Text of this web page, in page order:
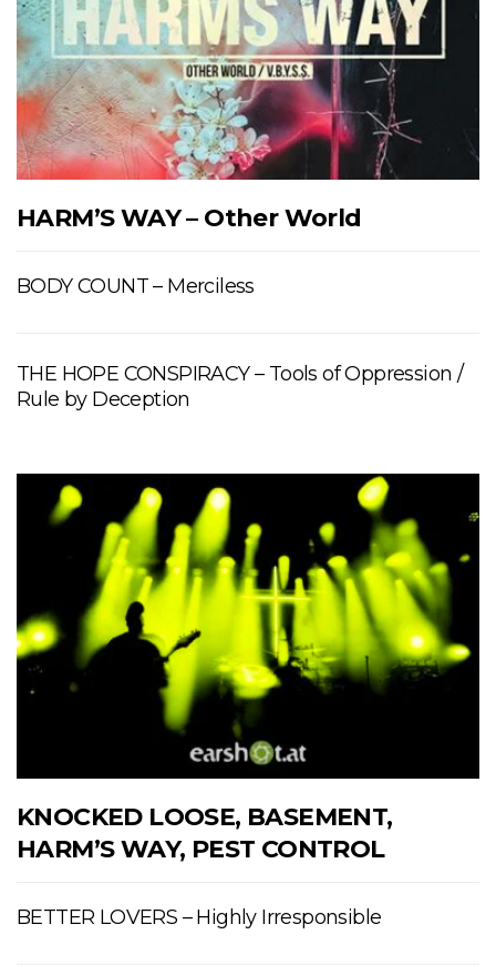
HARM’S WAY – Other World
BODY COUNT – Merciless
THE HOPE CONSPIRACY – Tools of Oppression /
Rule by Deception
KNOCKED LOOSE, BASEMENT,
HARM’S WAY, PEST CONTROL
BETTER LOVERS – Highly Irresponsible